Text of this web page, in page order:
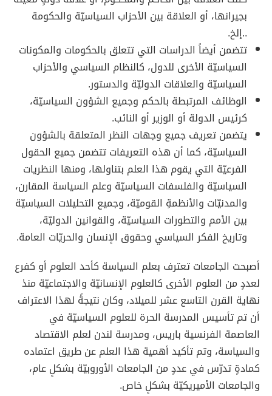
بجيرانها، أو العلاقة بين الأحزاب السياسيّة والحكومة
..إلخ.
تتضمن أيضاً الدراسات التي تتعلق بالحكومات والمكونات
السياسيّة الأخرى للدول، كالنظام السياسي والأحزاب
السياسيّة والعلاقات الدوليّة والدستور.
الوظائف المرتبطة بالحكم وجميع الشؤون السياسيّة،
كرئيس الدولة أو الوزير أو النائب.
يتضمن تعريف جميع وجهات النظر المتعلقة بالشؤون
السياسيّة، كما أن هذه التعريفات تتضمن جميع الحقول
الفرعيّة التي يقوم هذا العلم بتناولها، ومنها النظريات
السياسيّة والفلسفات السياسيّة وعلم السياسة المقارن،
والمدنيّات والأنظمةِ القوميّة، وجميع التحليلات السياسيّة
بين الأمم والتطورات السياسيّة، والقوانين الدوليّة،
وتاريخ الفكر السياسي وحقوق الإنسان والحريّات العامة.
أصبحت الجامعات تعترف بعلم السياسة كأحد العلوم أو كفرع
لعددٍ من العلوم الأخرى كالعلوم الإنسانيّة والاجتماعيّة منذ
نهاية القرن التاسع عشر للميلاد، وكان نتيجةً لهذا الاعتراف
أن تم تأسيس المدرسة الحرة للعلوم السياسيّة في
العاصمة الفرنسية باريس، ومدرسة لندن لعلم الاقتصاد
والسياسة، وتم تأكيد أهمية هذا العلم عن طريق اعتماده
كمادةٍ تدرّس في عددٍ من الجامعات الأوروبيّة بشكلٍ عام،
والجامعات الأميريكيّة بشكلٍ خاص.